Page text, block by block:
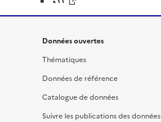
Données ouvertes
Thématiques
Données de référence
Catalogue de données
Suivre les publications des données